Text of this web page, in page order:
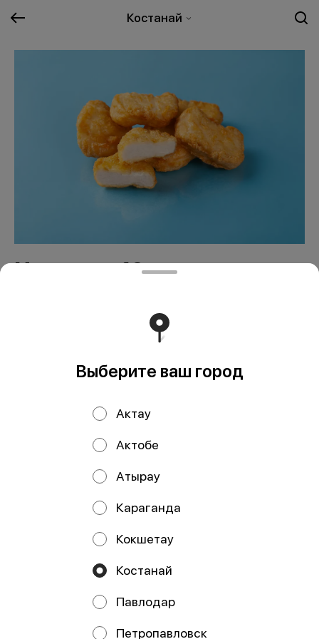
Костанай
Наггетсы 10шт
Хрустящие наггетсы в панировке приготовленные во
Мы рекомендуем
Картофельные
шарики 150гр
шт
Выберите ваш город
Актау
Актобе
Атырау
Караганда
Кокшетау
Костанай
Павлодар
Петропавловск